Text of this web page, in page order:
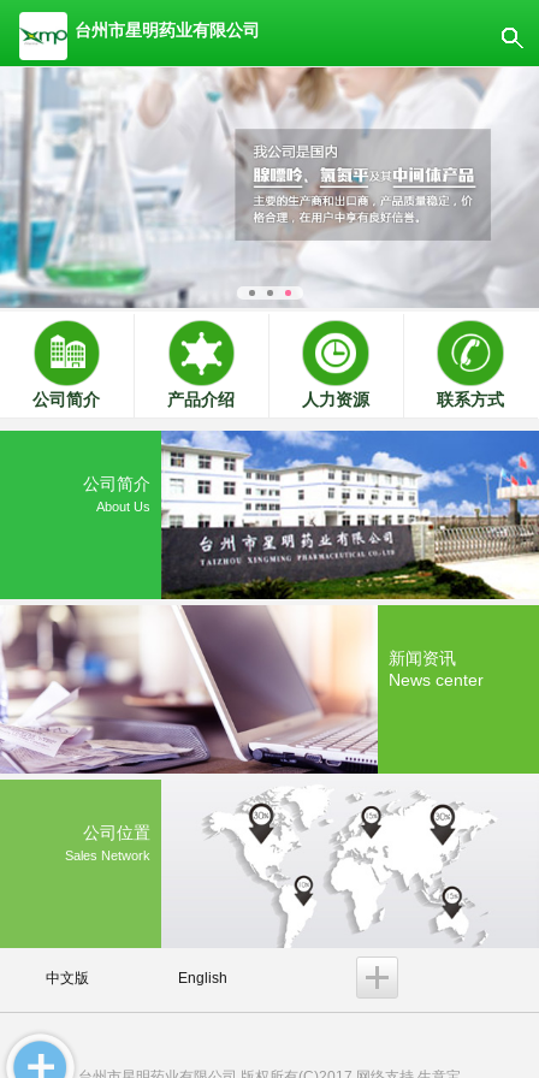
台州市星明药业有限公司
公司简介 产品介绍 人力资源 联系方式
公司简介
About Us
新闻资讯
News center
公司位置
Sales Network
中文版 English